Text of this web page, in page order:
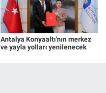
Antalya Konyaaltı'nın merkez
ve yayla yolları yenilenecek